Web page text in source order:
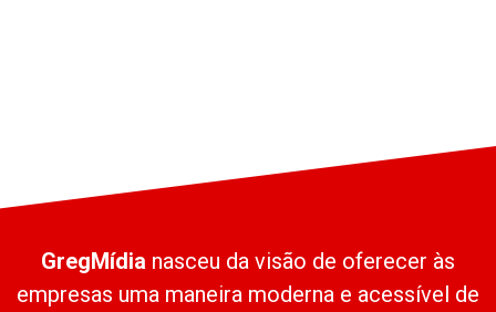
GregMídia nasceu da visão de oferecer às
empresas uma maneira moderna e acessível de